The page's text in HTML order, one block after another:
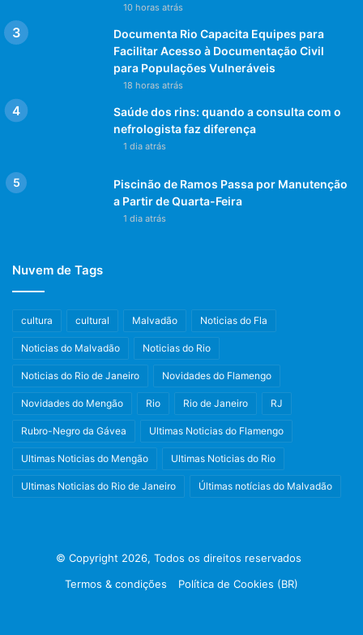
10 horas atrás
Documenta Rio Capacita Equipes para
Facilitar Acesso à Documentação Civil
para Populações Vulneráveis
18 horas atrás
Saúde dos rins: quando a consulta com o
nefrologista faz diferença
1 dia atrás
Piscinão de Ramos Passa por Manutenção
a Partir de Quarta-Feira
1 dia atrás
Nuvem de Tags
cultura cultural Malvadão Noticias do Fla
Noticias do Malvadão Noticias do Rio
Noticias do Rio de Janeiro Novidades do Flamengo
Novidades do Mengão Rio Rio de Janeiro RJ
Rubro-Negro da Gávea Ultimas Noticias do Flamengo
Ultimas Noticias do Mengão Ultimas Noticias do Rio
Ultimas Noticias do Rio de Janeiro Últimas notícias do Malvadão
© Copyright 2026, Todos os direitos reservados
Termos & condições
Política de Cookies (BR)